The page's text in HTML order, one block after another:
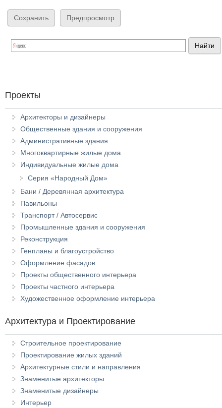
Проекты
Архитекторы и дизайнеры
Общественные здания и сооружения
Административные здания
Многоквартирные жилые дома
Индивидуальные жилые дома
Серия «Народный Дом»
Бани / Деревянная архитектура
Павильоны
Транспорт / Автосервис
Промышленные здания и сооружения
Реконструкция
Генпланы и благоустройство
Оформление фасадов
Проекты общественного интерьера
Проекты частного интерьера
Художественное оформление интерьера
Архитектура и Проектирование
Строительное проектирование
Проектирование жилых зданий
Архитектурные стили и направления
Знаменитые архитекторы
Знаменитые дизайнеры
Интерьер